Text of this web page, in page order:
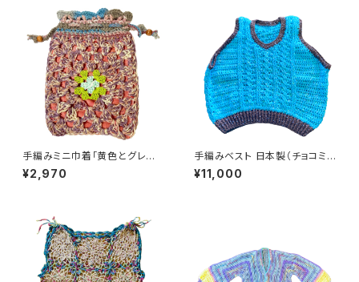
手編みミニ巾着「黄色とグレー」
かぎ針編み クロシェ 亀 ハンド
メイド
¥2,970
手編みベスト 日本製（チョコミン
ト）
¥11,000